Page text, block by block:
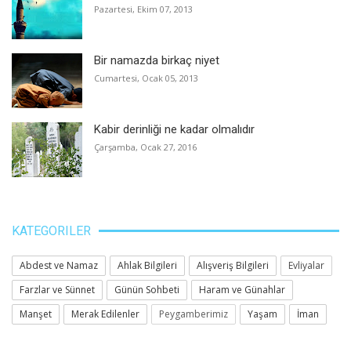
Pazartesi, Ekim 07, 2013
Bir namazda birkaç niyet
Cumartesi, Ocak 05, 2013
Kabir derinliği ne kadar olmalıdır
Çarşamba, Ocak 27, 2016
KATEGORILER
Abdest ve Namaz Ahlak Bilgileri Alışveriş Bilgileri
Evliyalar
Farzlar ve Sünnet
Günün Sohbeti
Haram ve Günahlar
Manşet
Merak Edilenler Peygamberimiz Yaşam İman